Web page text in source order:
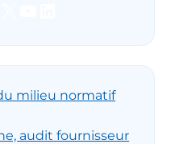
milieu normatif
audit fournisseur